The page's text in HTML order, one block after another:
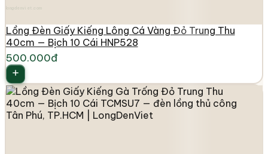
Lồng Đèn Giấy Kiếng Lông Cá Vàng Đỏ Trung Thu
40cm — Bịch 10 Cái HNP528
500.000đ